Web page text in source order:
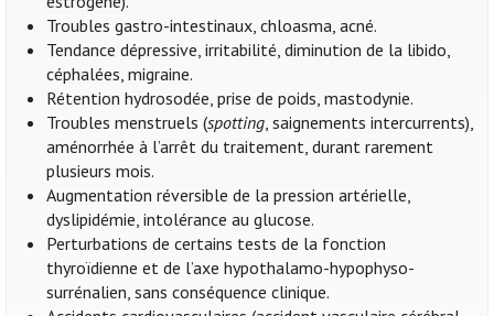
Troubles gastro-intestinaux, chloasma, acné.
Tendance dépressive, irritabilité, diminution de la libido,
céphalées, migraine.
Rétention hydrosodée, prise de poids, mastodynie.
Troubles menstruels (spotting, saignements intercurrents),
aménorrhée à l’arrêt du traitement, durant rarement
plusieurs mois.
Augmentation réversible de la pression artérielle,
dyslipidémie, intolérance au glucose.
Perturbations de certains tests de la fonction
thyroïdienne et de l’axe hypothalamo-hypophyso-
surrénalien, sans conséquence clinique.